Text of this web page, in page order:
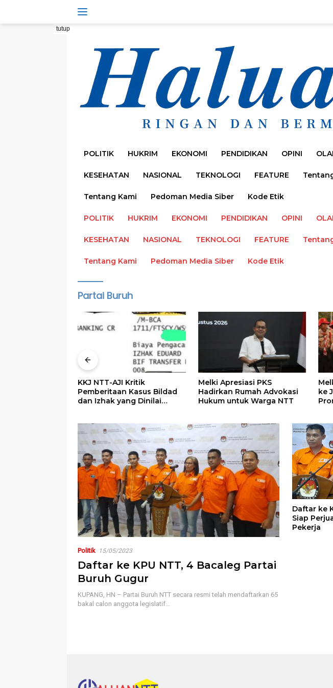
tutup
POLITIK HUKRIM EKONOMI PENDIDIKAN OPINI
KESEHATAN NASIONAL TEKNOLOGI FEATURE
Tentang Kami Pedoman Media Siber Kode Etik
POLITIK HUKRIM EKONOMI PENDIDIKAN OPINI
KESEHATAN NASIONAL TEKNOLOGI FEATURE
Tentang Kami Pedoman Media Siber Kode Etik
Partai Buruh
KKJ NTT-AJI Kritik
Pemberitaan Kasus Bildad
dan Izhak yang Dinilai
Melki Apresiasi PKS
Hadirkan Rumah Advokasi
Hukum untuk Warga NTT
ke
Politik 15/05/2023
Daftar ke KPU NTT, 4 Bacaleg Partai
Buruh Gugur
KUPANG, HN – Partai Buruh NTT secara resmi telah mendaftarkan 65
bakal calon anggota legislatif…
Daftar ke
Siap
Pekerja